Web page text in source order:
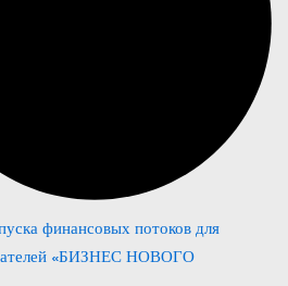
финансовых потоков для
«БИЗНЕС НОВОГО